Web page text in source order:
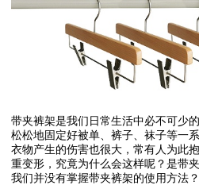
带夹裤架是我们日常生活中必不可少
松松地固定好被单、裤子、袜子等一
衣物产生的伤害也很大，常有人为此
重变形，究竟为什么会这样呢？是带
我们并没有掌握带夹裤架的使用方法？